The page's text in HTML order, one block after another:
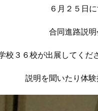
６月２５日
合同進路説
校３６校が出展してくだ
説明を聞いたり体